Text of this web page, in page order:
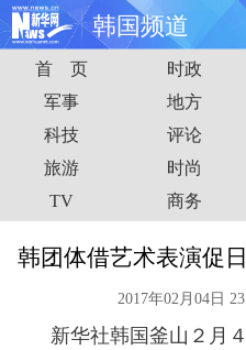
韩国频道
首页 时政
娱乐 体育
时尚 思客
港澳 台湾
能源
首 页 时政
军事
地方
科技
评论
旅游
时尚
TV
商务
韩团体借艺术表演促
2017年02月04日
新华社韩国釜山２月４